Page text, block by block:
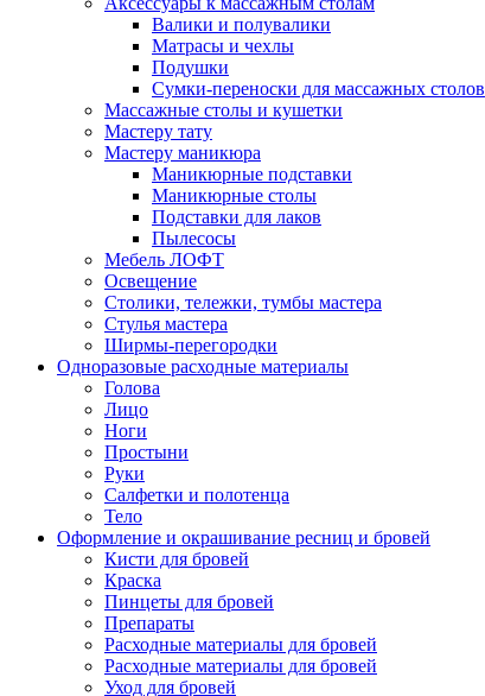
Валики и полувалики
Матрасы и чехлы
Подушки
Сумки-переноски для массажных столов
Массажные столы и кушетки
Мастеру тату
Мастеру маникюра
Маникюрные подставки
Маникюрные столы
Подставки для лаков
Пылесосы
Мебель ЛОФТ
Освещение
Столики, тележки, тумбы мастера
Стулья мастера
Ширмы-перегородки
Одноразовые расходные материалы
Голова
Лицо
Ноги
Простыни
Руки
Салфетки и полотенца
Тело
Оформление и окрашивание ресниц и бровей
Кисти для бровей
Краска
Пинцеты для бровей
Препараты
Расходные материалы для бровей
Расходные материалы для бровей
Уход для бровей